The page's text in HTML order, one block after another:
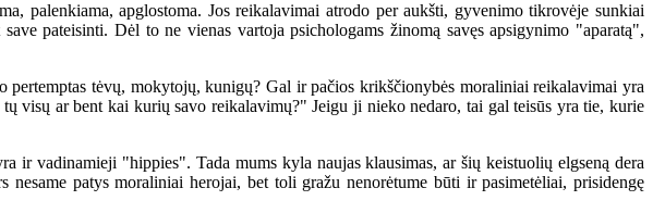
palenkiama, apglostoma. Jos reikalavimai atrodo per aukšti, gyvenimo tikrovėje sunkiai
pateisinti. Dėl to ne vienas vartoja psichologams žinomą savęs apsigynimo "aparatą",
tėvų, mokytojų, kunigų? Gal ir pačios krikščionybės moraliniai reikalavimai yra
visų ar bent kai kurių savo reikalavimų?" Jeigu ji nieko nedaro, tai gal teisūs yra tie, kurie
vadinamieji "hippies". Tada mums kyla naujas klausimas, ar šių keistuolių elgseną dera
patys moraliniai herojai, bet toli gražu nenorėtume būti ir pasimetėliai, prisidengę